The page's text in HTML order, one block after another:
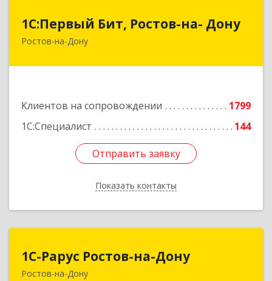
1С:Первый Бит, Ростов-на- Дону
Ростов-на-Дону
Клиентов на сопровождении
1799
1С:Специалист
144
Отправить заявку
Показать контакты
1С:Первый Бит, Ростов-на- Дону
344091, Ростовская обл, Ростов-на-Дону г,
Отправить заявку
Назад
1С-Рарус Ростов-на-Дону
Ростов-на-Дону
344002, Ростовская обл, г.о. город Ростов-на-